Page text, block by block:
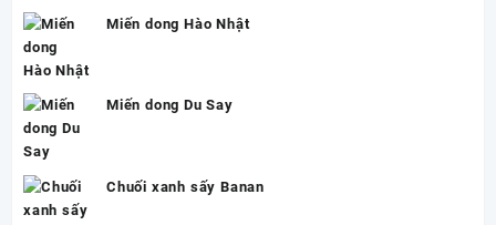
Miến dong Hào Nhật
Miến dong Du Say
Chuối xanh sấy Banan